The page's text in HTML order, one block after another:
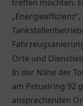
treffen möchten.
Orte und
In der Nähe der
am Petuelring 92
ansprechenden